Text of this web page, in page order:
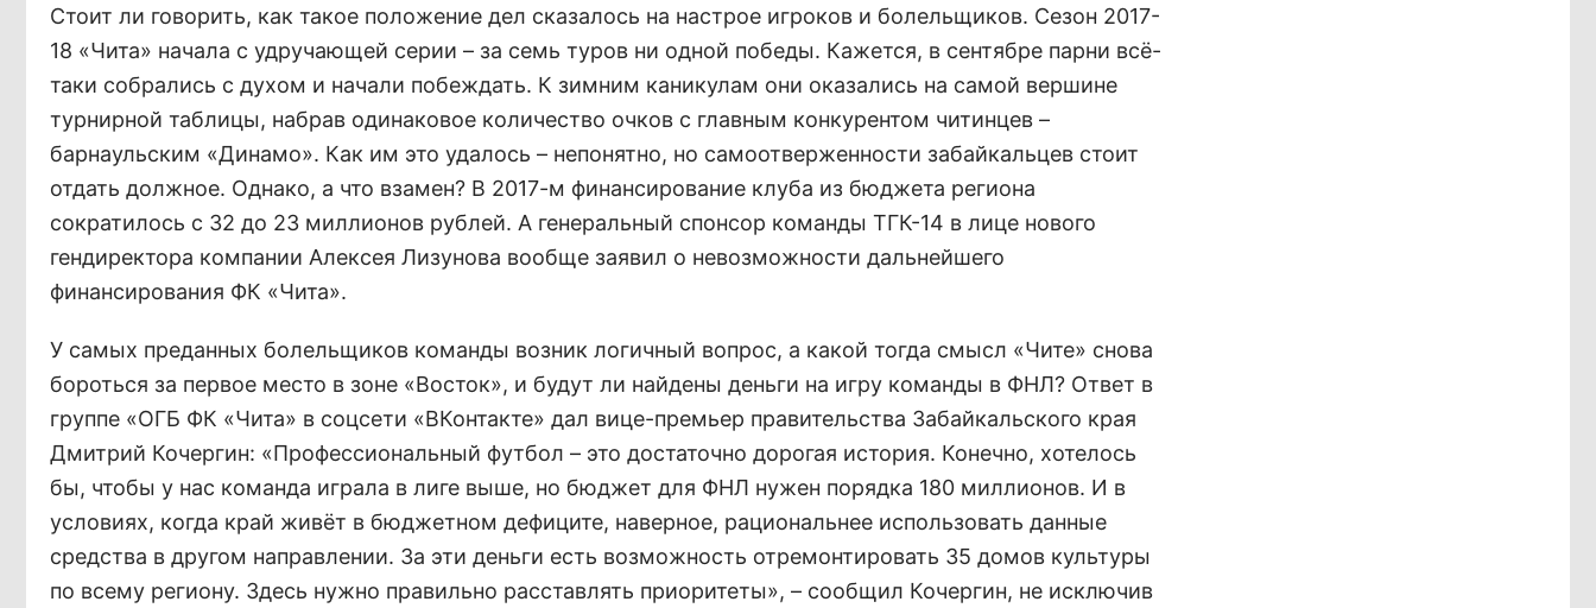
Стоит ли говорить, как такое положение дел сказалось на настрое игроков и болельщиков. Сезон 2017-
18 «Чита» начала с удручающей серии – за семь туров ни одной победы. Кажется, в сентябре парни всё-
таки собрались с духом и начали побеждать. К зимним каникулам они оказались на самой вершине
турнирной таблицы, набрав одинаковое количество очков с главным конкурентом читинцев –
барнаульским «Динамо». Как им это удалось – непонятно, но самоотверженности забайкальцев стоит
отдать должное. Однако, а что взамен? В 2017-м финансирование клуба из бюджета региона
сократилось с 32 до 23 миллионов рублей. А генеральный спонсор команды ТГК-14 в лице нового
гендиректора компании Алексея Лизунова вообще заявил о невозможности дальнейшего
финансирования ФК «Чита».
У самых преданных болельщиков команды возник логичный вопрос, а какой тогда смысл «Чите» снова
бороться за первое место в зоне «Восток», и будут ли найдены деньги на игру команды в ФНЛ? Ответ в
группе «ОГБ ФК «Чита» в соцсети «ВКонтакте» дал вице-премьер правительства Забайкальского края
Дмитрий Кочергин: «Профессиональный футбол – это достаточно дорогая история. Конечно, хотелось
бы, чтобы у нас команда играла в лиге выше, но бюджет для ФНЛ нужен порядка 180 миллионов. И в
условиях, когда край живёт в бюджетном дефиците, наверное, рациональнее использовать данные
средства в другом направлении. За эти деньги есть возможность отремонтировать 35 домов культуры
по всему региону. Здесь нужно правильно расставлять приоритеты», – сообщил Кочергин, не исключив